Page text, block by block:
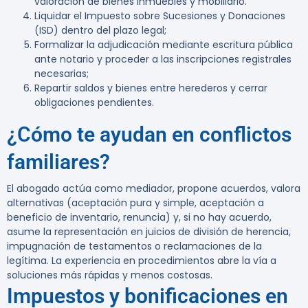
Liquidar el Impuesto sobre Sucesiones y Donaciones
(ISD) dentro del plazo legal;
Formalizar la adjudicación mediante escritura pública
ante notario y proceder a las inscripciones registrales
necesarias;
Repartir saldos y bienes entre herederos y cerrar
obligaciones pendientes.
¿Cómo te ayudan en conflictos
familiares?
El abogado actúa como mediador, propone acuerdos, valora
alternativas (aceptación pura y simple, aceptación a
beneficio de inventario, renuncia) y, si no hay acuerdo,
asume la representación en juicios de división de herencia,
impugnación de testamentos o reclamaciones de la
legítima. La experiencia en procedimientos abre la vía a
soluciones más rápidas y menos costosas.
Impuestos y bonificaciones en